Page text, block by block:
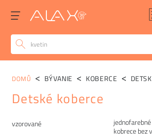
Kategórie
vzorované
kobrece bez
DOMŮ BÝVANIE KOBERCE
Detské koberce